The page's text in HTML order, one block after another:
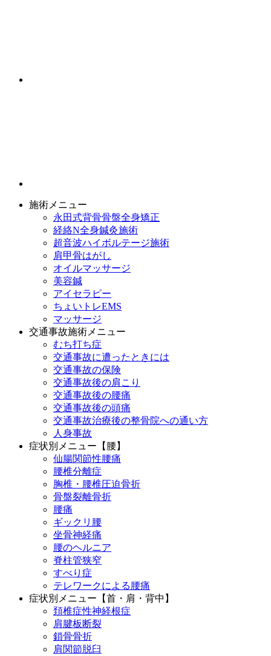
施術メニュー
永田式背骨骨盤全身矯正
経絡N全身鍼灸施術
超音波ハイボルテージ施術
肩甲骨はがし
オイルマッサージ
美容鍼
アイセラピー
ちょいトレEMS
マッサージ
交通事故施術メニュー
むち打ち症
交通事故に遭ったときには
交通事故の保険
交通事故後の肩こり
交通事故後の腰痛
交通事故後の頭痛
交通事故治療後の整骨院への通い方
人身事故
症状別メニュー【腰】
仙腸関節性腰痛
腰椎分離症
胸椎・腰椎圧迫骨折
骨盤裂離骨折
腰痛
ギックリ腰
坐骨神経痛
腰のヘルニア
脊柱管狭窄
すべり症
テレワークによる腰痛
症状別メニュー【首・肩・背中】
頚椎症性神経根症
肩腱板断裂
鎖骨骨折
肩関節脱臼